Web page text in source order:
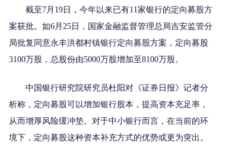
截至7月19日，今年以来已有11家银行的定向募股方
案获批。如6月25日，国家金融监督管理总局吉安监管分
局批复同意永丰洪都村镇银行定向募股方案，定向募股
3100万股，总股份由5000万股增加至8100万股。
中国银行研究院研究员杜阳对《证券日报》记者分
析称，定向募股可以增加银行股本，提高资本充足率，
从而增厚风险缓冲垫。对于中小银行而言，在当前的环
境下，定向募股这种资本补充方式的优势或更为突出。